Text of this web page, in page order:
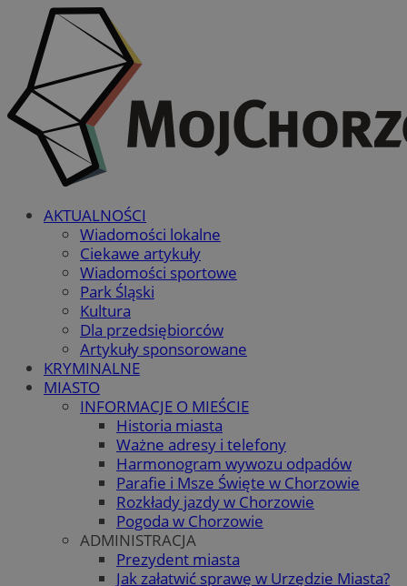
AKTUALNOŚCI
Wiadomości lokalne
Ciekawe artykuły
Wiadomości sportowe
Park Śląski
Kultura
Dla przedsiębiorców
Artykuły sponsorowane
KRYMINALNE
MIASTO
INFORMACJE O MIEŚCIE
Historia miasta
Ważne adresy i telefony
Harmonogram wywozu odpadów
Parafie i Msze Święte w Chorzowie
Rozkłady jazdy w Chorzowie
Pogoda w Chorzowie
ADMINISTRACJA
Prezydent miasta
Jak załatwić sprawę w Urzędzie Miasta?